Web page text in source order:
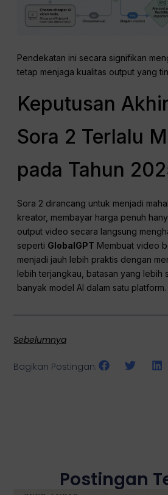
Pendekatan ini secara signifikan
tetap menjaga kualitas output yang
Keputusan
Sora 2 Terlalu
pada Tahun
Sora 2 dirancang untuk menjadi
kreator, membayar harga penuh
output video secara langsung
seperti GlobalGPT Membuat video
menjadi jauh lebih praktis dengan
lebih terjangkau, batasan yang lebih
banyak model AI dalam satu platform.
Sebelumnya
Bagikan Postingan:
Postingan